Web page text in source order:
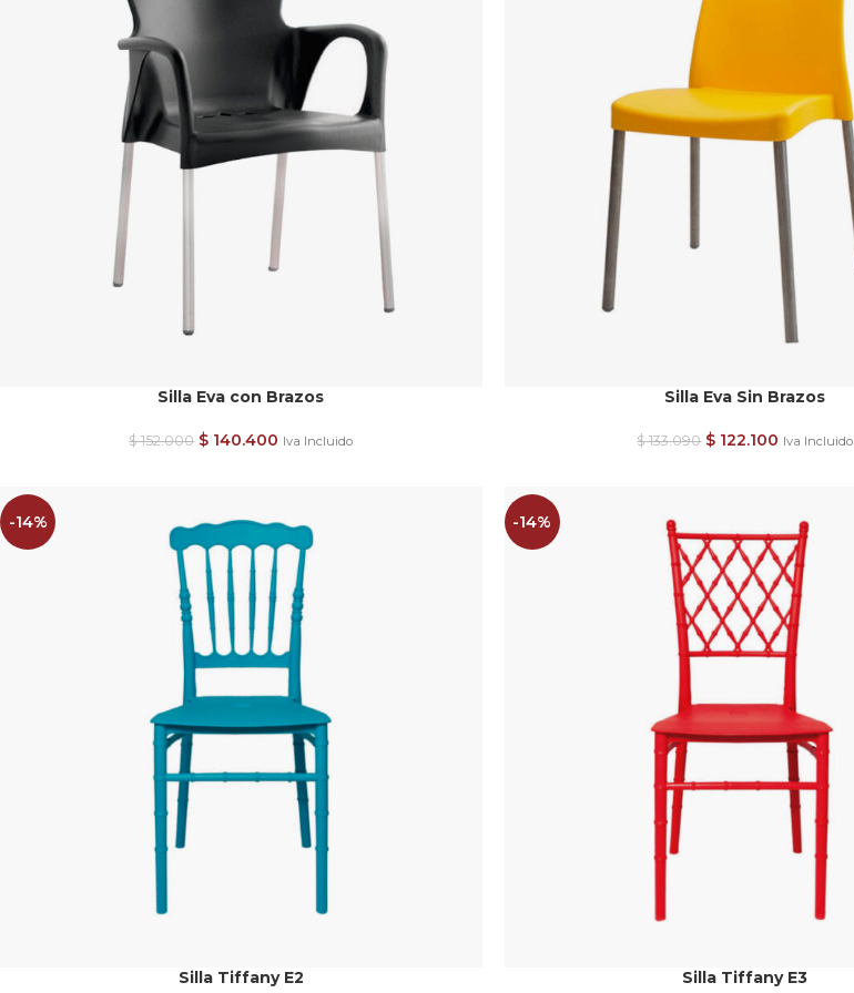
Silla Eva con Brazos
$152.000 $ 140.400 Iva Incluido
Silla Eva Sin Brazos
$133.090 $ 122.100 Iva Incluido
-14%
Silla Tiffany E2
-14%
Silla Tiffany E3